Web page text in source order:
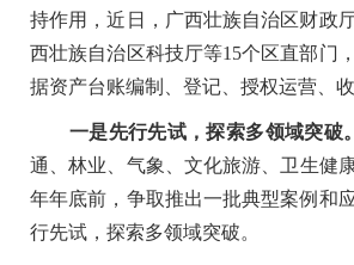
持作用，近日，广西壮族自治区财政
西壮族自治区科技厅等15个区直部门
据资产台账编制、登记、授权运营、
一是先行先试，探索多领域突破。
通、林业、气象、文化旅游、卫生健
年年底前，争取推出一批典型案例和
行先试，探索多领域突破。